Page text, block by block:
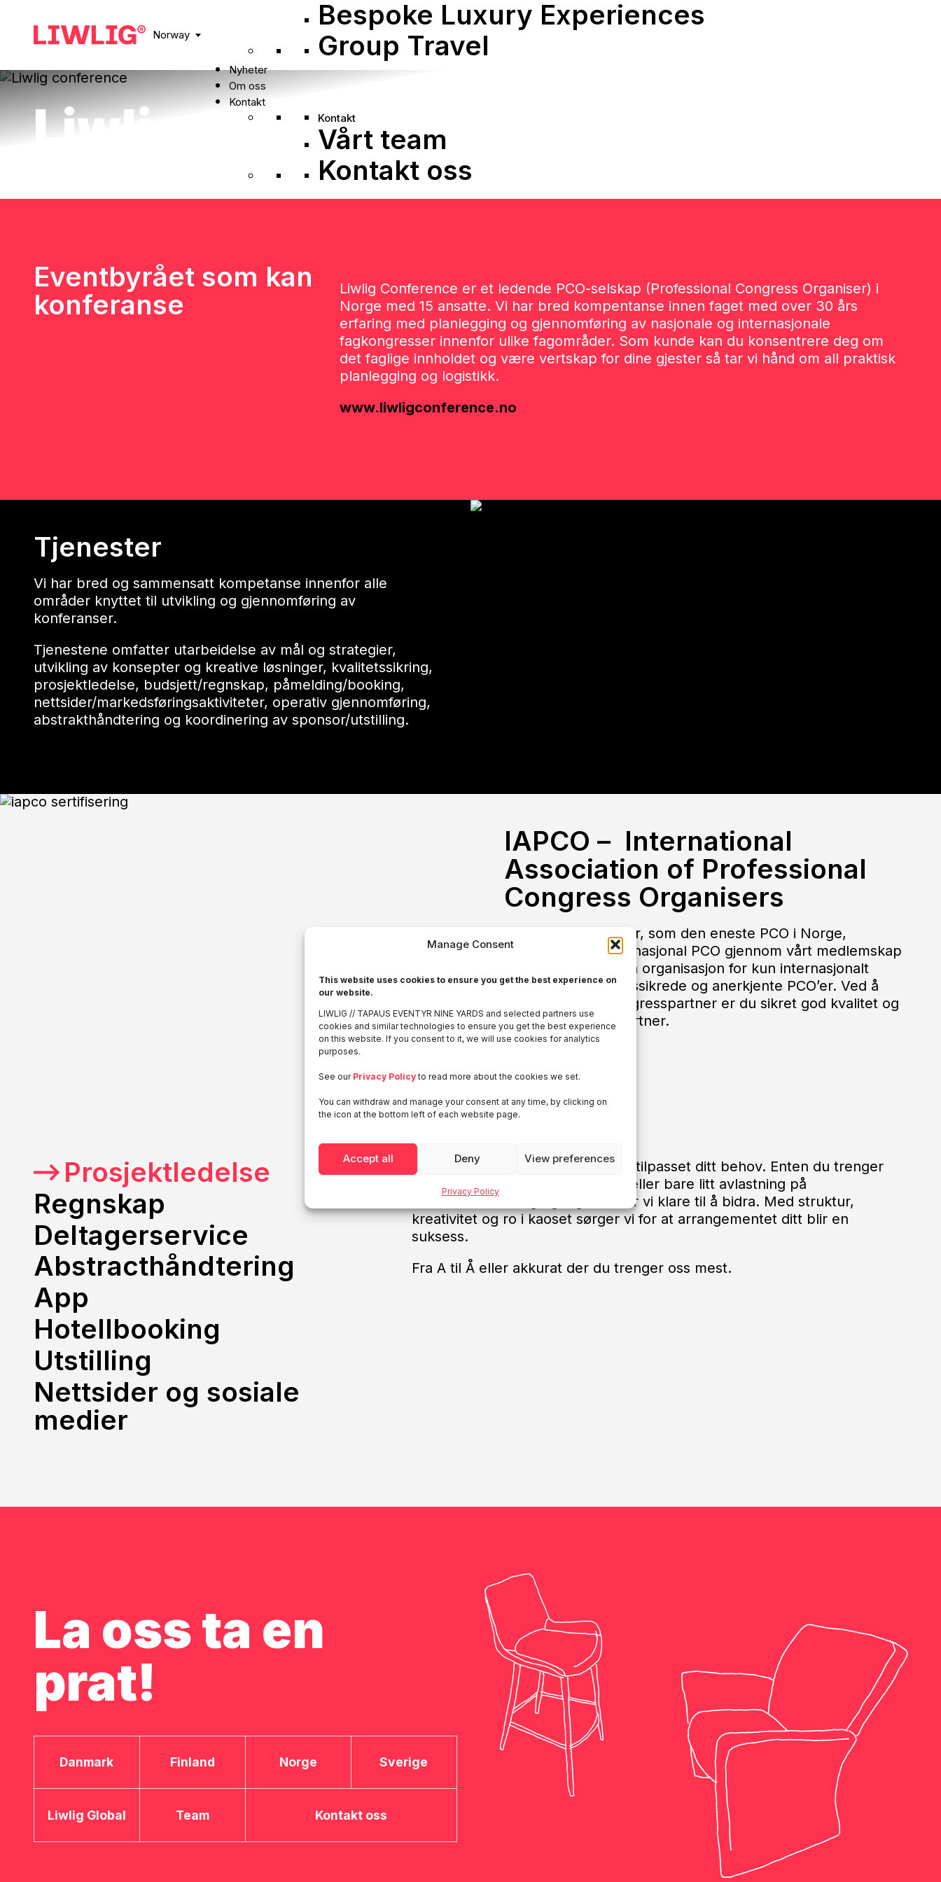
Manage Consent
This website uses cookies to ensure you get the best experience on
our website.
LIWLIG // TAPAUS EVENTYR NINE YARDS and selected partners use
cookies and similar technologies to ensure you get the best experience
on this website. If you consent to it, we will use cookies for analytics
purposes.
See our Privacy Policyto read more about the cookies we set.
You can withdraw and manage your consent at any time, by clicking on
the icon at the bottom left of each website page.
Accept all Deny View preferences
Privacy Policy
Norway
Bespoke Luxury Experiences
Group Travel
Nyheter
Om oss
Kontakt
Kontakt
Vårt team
Kontakt oss
Liwlig Conference
Eventbyrået som kan
konferanse
Liwlig Conference er et ledende PCO-selskap (Professional Congress Organiser) i
Norge med 15 ansatte. Vi har bred kompentanse innen faget med over 30 års
erfaring med planlegging og gjennomføring av nasjonale og internasjonale
fagkongresser innenfor ulike fagområder. Som kunde kan du konsentrere deg om
det faglige innholdet og være vertskap for dine gjester så tar vi hånd om all praktisk
planlegging og logistikk.
www.liwligconference.no
Tjenester
Vi har bred og sammensatt kompetanse innenfor alle
områder knyttet til utvikling og gjennomføring av
konferanser.
Tjenestene omfatter utarbeidelse av mål og strategier,
utvikling av konsepter og kreative løsninger, kvalitetssikring,
prosjektledelse, budsjett/regnskap, påmelding/booking,
nettsider/markedsføringsaktiviteter, operativ gjennomføring,
abstrakthåndtering og koordinering av sponsor/utstilling.
IAPCO – ​ International
Association of Professional
Congress Organisers
Conference er, som den eneste PCO i Norge,
sertifisert
som internasjonal PCO gjennom vårt medlemskap
Dette er en organisasjon for kun internasjonalt
kvalifiserte,kvalitetssikrede og anerkjente PCO’er. Ved å
kongresspartner er du sikret god kvalitet og
en godsparringspartner.
Prosjektledelse
Regnskap
Deltagerservice
Abstracthåndtering
App
Hotellbooking
Utstilling
Nettsider og sosiale
medier
Vi tilbyr fleksibel prosjektledelse, tilpasset ditt behov. Enten du trenger
full kontroll fra idé til evaluering, eller bare litt avlastning på
deltakerhåndtering og logistikk, er vi klare til å bidra. Med struktur,
kreativitet og ro i kaoset sørger vi for at arrangementet ditt blir en
suksess.
Fra A til Å eller akkurat der du trenger oss mest.
La oss ta en
prat!
Danmark Finland Norge Sverige
Liwlig Global Team Kontakt oss